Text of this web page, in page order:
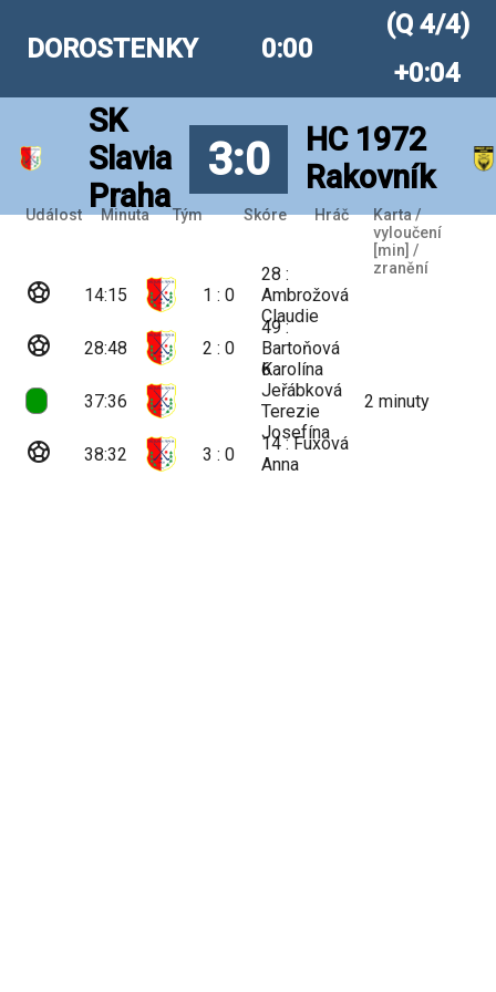
DOROSTENKY 0:00
(Q 4/4)
+0:04
SK
Slavia
Praha
3:0
HC 1972
Rakovník
Událost Minuta Tým Skóre Hráč
Karta /
vyloučení
[min] /
zranění
sports_soccer 14:15 1 : 0
28 :
Ambrožová
Claudie
sports_soccer 28:48 2 : 0
49 :
Bartoňová
Karolína
37:36
6 :
Jeřábková
Terezie
Josefína
2minuty
sports_soccer 38:32 3 : 0
14 : Fuxová
Anna